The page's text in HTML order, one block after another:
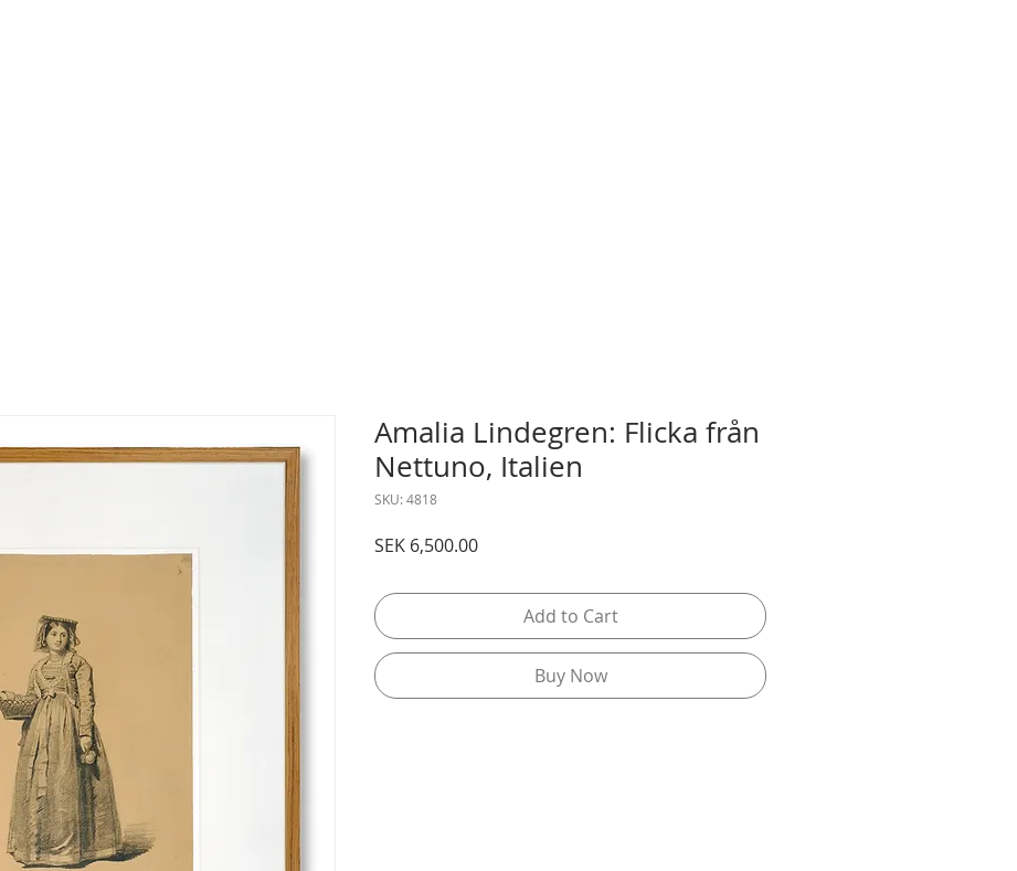
Amalia Lindegren: Flicka från
Nettuno, Italien
SKU: 4818
SEK 6,500.00Price
Add to Cart
Buy Now